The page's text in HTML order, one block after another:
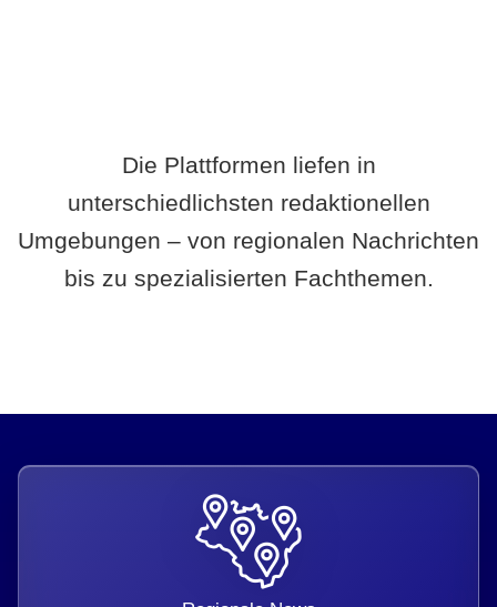
Die Plattformen liefen in
unterschiedlichsten redaktionellen
Umgebungen – von regionalen Nachrichten
bis zu spezialisierten Fachthemen.